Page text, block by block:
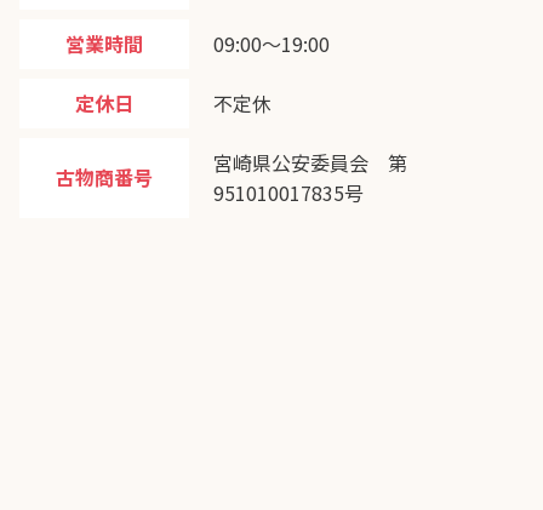
営業時間 09:00〜19:00
定休日 不定休
古物商番号
宮崎県公安委員会 第
951010017835号